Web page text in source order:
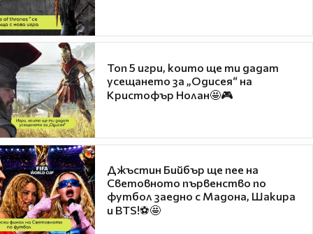
Топ 5 игри, които ще ти дадат
усещането за „Одисея“ на
Кристофър Нолан🤩🎮
Джъстин Бийбър ще пее на
Световното първенство по
футбол заедно с Мадона, Шакира
и BTS!⚽🤩